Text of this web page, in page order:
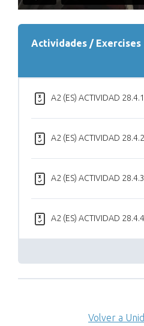
Actividades / Exercises
A2 (ES) ACTIVIDAD 28.4.1
A2 (ES) ACTIVIDAD 28.4.2
A2 (ES) ACTIVIDAD 28.4.3
A2 (ES) ACTIVIDAD 28.4.4
Volver a